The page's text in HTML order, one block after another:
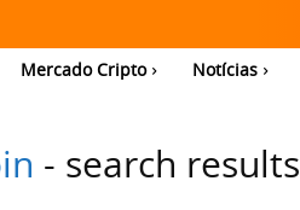
Mercado Cripto Notícias
- search results